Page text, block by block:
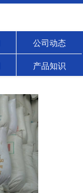
公司动态
产品知识